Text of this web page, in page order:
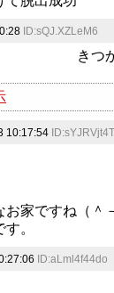
ID:sQJ.XZLeM6
た きつか
10:17:54
家ですね（＾
。
ID:aLml4f44do